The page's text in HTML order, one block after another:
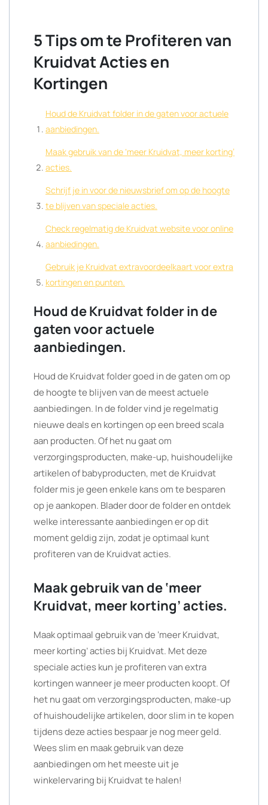
5 Tips om te Profiteren van
Kruidvat Acties en
Kortingen
Houd de Kruidvat folder in de gaten voor actuele
aanbiedingen.
Maak gebruik van de ‘meer Kruidvat, meer korting’
acties.
Schrijf je in voor de nieuwsbrief om op de hoogte
te blijven van speciale acties.
Check regelmatig de Kruidvat website voor online
aanbiedingen.
Gebruik je Kruidvat extravoordeelkaart voor extra
kortingen en punten.
Houd de Kruidvat folder in de
gaten voor actuele
aanbiedingen.
Houd de Kruidvat folder goed in de gaten om op
de hoogte te blijven van de meest actuele
aanbiedingen. In de folder vind je regelmatig
nieuwe deals en kortingen op een breed scala
aan producten. Of het nu gaat om
verzorgingsproducten, make-up, huishoudelijke
artikelen of babyproducten, met de Kruidvat
folder mis je geen enkele kans om te besparen
op je aankopen. Blader door de folder en ontdek
welke interessante aanbiedingen er op dit
moment geldig zijn, zodat je optimaal kunt
profiteren van de Kruidvat acties.
Maak gebruik van de ‘meer
Kruidvat, meer korting’ acties.
Maak optimaal gebruik van de ‘meer Kruidvat,
meer korting’ acties bij Kruidvat. Met deze
speciale acties kun je profiteren van extra
kortingen wanneer je meer producten koopt. Of
het nu gaat om verzorgingsproducten, make-up
of huishoudelijke artikelen, door slim in te kopen
tijdens deze acties bespaar je nog meer geld.
Wees slim en maak gebruik van deze
aanbiedingen om het meeste uit je
winkelervaring bij Kruidvat te halen!